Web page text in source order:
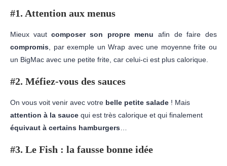
#1. Attention aux menus
Mieux vaut composer son propre menu afin de faire des
compromis , par exemple un Wrap avec une moyenne frite ou
un BigMac avec une petite frite, car celui-ci est plus calorique.
#2. Méfiez-vous des sauces
On vous voit venir avec votre belle petite salade ! Mais
attention à la sauce qui est très calorique et qui finalement
équivaut à certains hamburgers
#3. Le Fish : la fausse bonne idée